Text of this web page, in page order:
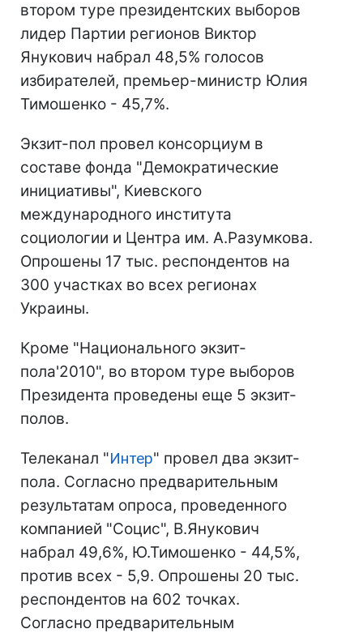
втором туре президентских выборов
лидер Партии регионов Виктор
Янукович набрал 48,5% голосов
избирателей, премьер-министр Юлия
Тимошенко - 45,7%.
Экзит-пол провел консорциум в
составе фонда "Демократические
инициативы", Киевского
международного института
социологии и Центра им. А.Разумкова.
Опрошены 17 тыс. респондентов на
300 участках во всех регионах
Украины.
Кроме "Национального экзит-
пола'2010", во втором туре выборов
Президента проведены еще 5 экзит-
полов.
Телеканал "Интер" провел два экзит-
пола. Согласно предварительным
результатам опроса, проведенного
компанией "Социс", В.Янукович
набрал 49,6%, Ю.Тимошенко - 44,5%,
против всех - 5,9. Опрошены 20 тыс.
респондентов на 602 точках.
Согласно предварительным